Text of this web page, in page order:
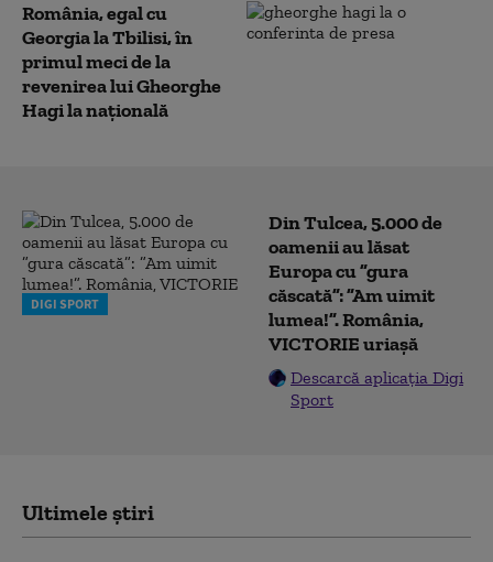
România, egal cu
Georgia la Tbilisi, în
primul meci de la
revenirea lui Gheorghe
Hagi la naţională
DIGI SPORT
Din Tulcea, 5.000 de
oamenii au lăsat
Europa cu ”gura
căscată”: ”Am uimit
lumea!”. România,
VICTORIE uriașă
Descarcă aplicația Digi
Sport
Ultimele știri